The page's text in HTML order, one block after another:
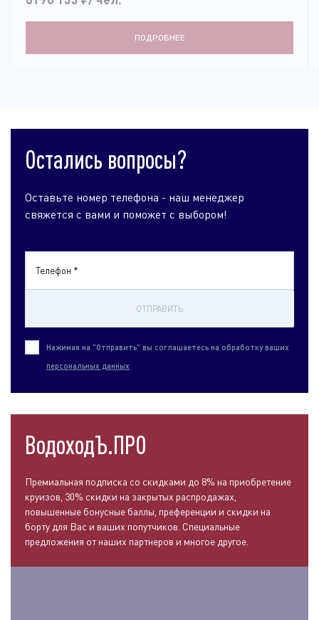
ПОДРОБНЕЕ
Остались вопросы?
Оставьте номер телефона - наш менеджер
свяжется с вами и поможет с выбором!
Телефон *
ОТПРАВИТЬ
Нажимая на "Отправить" вы соглашаетесь на обработку ваших
персональных данных
ВодоходЪ.ПРО
Премиальная подписка со скидками до 8% на приобретение
круизов, 30% скидки на закрытых распродажах,
повышенные бонусные баллы, преференции и скидки на
борту для Вас и ваших попутчиков. Специальные
предложения от наших партнеров и многое другое.